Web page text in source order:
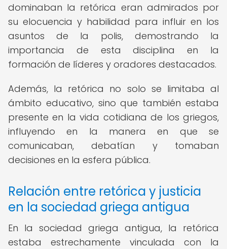
dominaban la retórica eran admirados por
su elocuencia y habilidad para influir en los
asuntos de la polis, demostrando la
importancia de esta disciplina en la
formación de líderes y oradores destacados.
Además, la retórica no solo se limitaba al
ámbito educativo, sino que también estaba
presente en la vida cotidiana de los griegos,
influyendo en la manera en que se
comunicaban, debatían y tomaban
decisiones en la esfera pública.
Relación entre retórica y justicia
en la sociedad griega antigua
En la sociedad griega antigua, la retórica
estaba estrechamente vinculada con la